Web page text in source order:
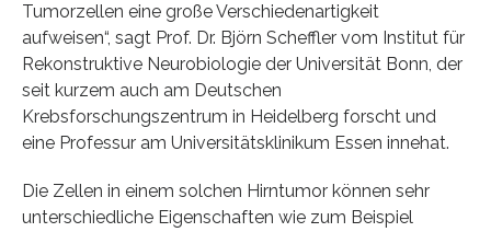
Tumorzellen eine große Verschiedenartigkeit
aufweisen“, sagt Prof. Dr. Björn Scheffler vom Institut für
Rekonstruktive Neurobiologie der Universität Bonn, der
seit kurzem auch am Deutschen
Krebsforschungszentrum in Heidelberg forscht und
eine Professur am Universitätsklinikum Essen innehat.
Die Zellen in einem solchen Hirntumor können sehr
unterschiedliche Eigenschaften wie zum Beispiel